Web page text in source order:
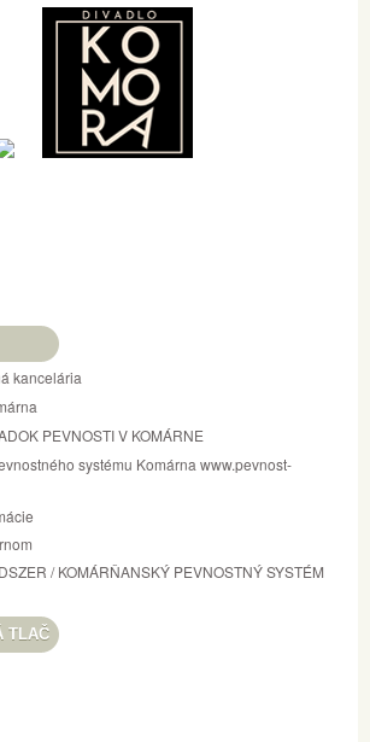
kancelária
PEVNOSTI V KOMÁRNE
systému Komárna www.pevnost-
/ KOMÁRŇANSKÝ PEVNOSTNÝ SYSTÉM
TLAČ